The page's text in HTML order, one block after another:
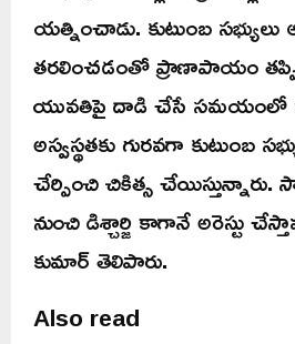
యత్నించాడు. కుటుంబ సభ్యులు
తరలించడంతో ప్రాణాపాయం
యువతిపై దాడి చేసే సమయంలో
అస్వస్థతకు గురవగా కుటుంబ
చేర్పించి చికిత్స చేయిస్తున్నారు.
నుంచి డిశ్చార్జి కాగానే అరెస్టు
కుమార్ తెలిపారు.
Also read